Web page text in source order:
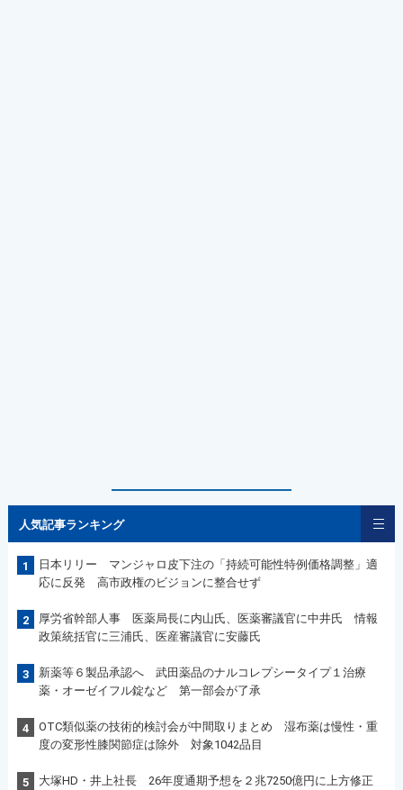
人気記事ランキング
1
日本リリー マンジャロ皮下注の「持続可能性特例価格調整」適
応に反発 高市政権のビジョンに整合せず
2
厚労省幹部人事 医薬局長に内山氏、医薬審議官に中井氏 情報
政策統括官に三浦氏、医産審議官に安藤氏
3
新薬等６製品承認へ 武田薬品のナルコレプシータイプ１治療
薬・オーゼイフル錠など 第一部会が了承
4
OTC類似薬の技術的検討会が中間取りまとめ 湿布薬は慢性・重
度の変形性膝関節症は除外 対象1042品目
5
大塚HD・井上社長 26年度通期予想を２兆7250億円に上方修正